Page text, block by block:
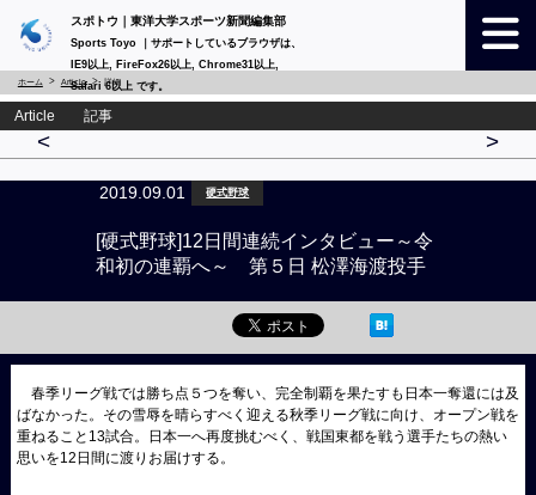
スポトウ｜東洋大学スポーツ新聞編集部
Sports Toyo ｜サポートしているブラウザは、
IE9以上, FireFox26以上, Chrome31以上,
Safari 6以上 です。
ホーム Article 詳細
Article 記事
< >
2019.09.01 硬式野球
[硬式野球]12日間連続インタビュー～令
和初の連覇へ～ 第５日 松澤海渡投手
春季リーグ戦では勝ち点５つを奪い、完全制覇を果たすも日本一奪還には及
ばなかった。その雪辱を晴らすべく迎える秋季リーグ戦に向け、オープン戦を
重ねること13試合。日本一へ再度挑むべく、戦国東都を戦う選手たちの熱い
思いを12日間に渡りお届けする。